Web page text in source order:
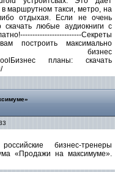
в маршрутном такси, метро, на
отдыхая. Если не очень
любые аудиокниги с
Секреты
построить максимально
бизнес
планы: скачать
российские бизнес-тренеры
«Продажи на максимуме».